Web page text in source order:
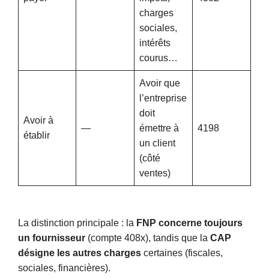
charges
sociales,
intérêts
courus…
Avoir à
établir
—
Avoir que
l’entreprise
doit
émettre à
un client
(côté
ventes)
4198
La distinction principale : la FNP concerne toujours
un fournisseur (compte 408x), tandis que la CAP
désigne les autres charges certaines (fiscales,
sociales, financières).